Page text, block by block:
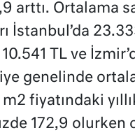
arttı. Ortalama
İstanbul’da
TL ve
genelinde
fiyatındaki
172,9 olurken